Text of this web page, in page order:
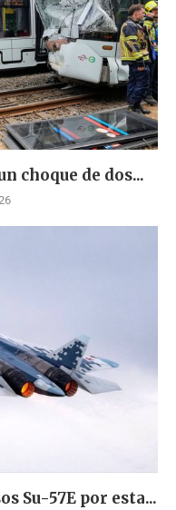
choque de dos...
Su-57E por esta...